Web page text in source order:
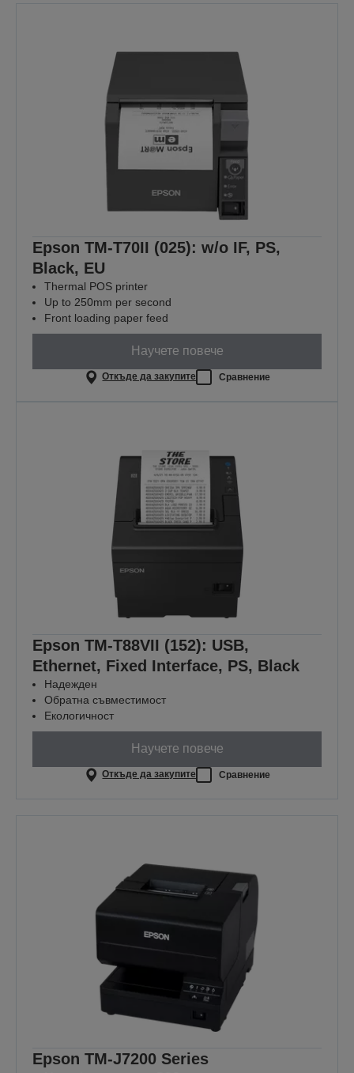
Epson TM-T70II (025): w/o IF, PS,
Black, EU
Thermal POS printer
Up to 250mm per second
Front loading paper feed
Научете повече
Откъде да закупите Сравнение
Epson TM-T88VII (152): USB,
Ethernet, Fixed Interface, PS, Black
Надежден
Обратна съвместимост
Екологичност
Научете повече
Откъде да закупите Сравнение
Epson TM-J7200 Series